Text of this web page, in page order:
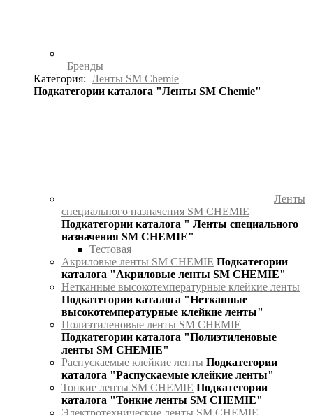
Бренды
Категория: Ленты SM Chemie
Подкатегории каталога "Ленты SM Chemie"
Ленты
специального назначения SM CHEMIE
Подкатегории каталога " Ленты специального
назначения SM CHEMIE"
Тестовая
Акриловые ленты SM CHEMIE Подкатегории
каталога "Акриловые ленты SM CHEMIE"
Нетканные высокотемпературные клейкие ленты
Подкатегории каталога "Нетканные
высокотемпературные клейкие ленты"
Полиэтиленовые ленты SM CHEMIE
Подкатегории каталога "Полиэтиленовые
ленты SM CHEMIE"
Распускаемые клейкие ленты Подкатегории
каталога "Распускаемые клейкие ленты"
Тонкие ленты SM CHEMIE Подкатегории
каталога "Тонкие ленты SM CHEMIE"
Электротехнические ленты SM CHEMIE